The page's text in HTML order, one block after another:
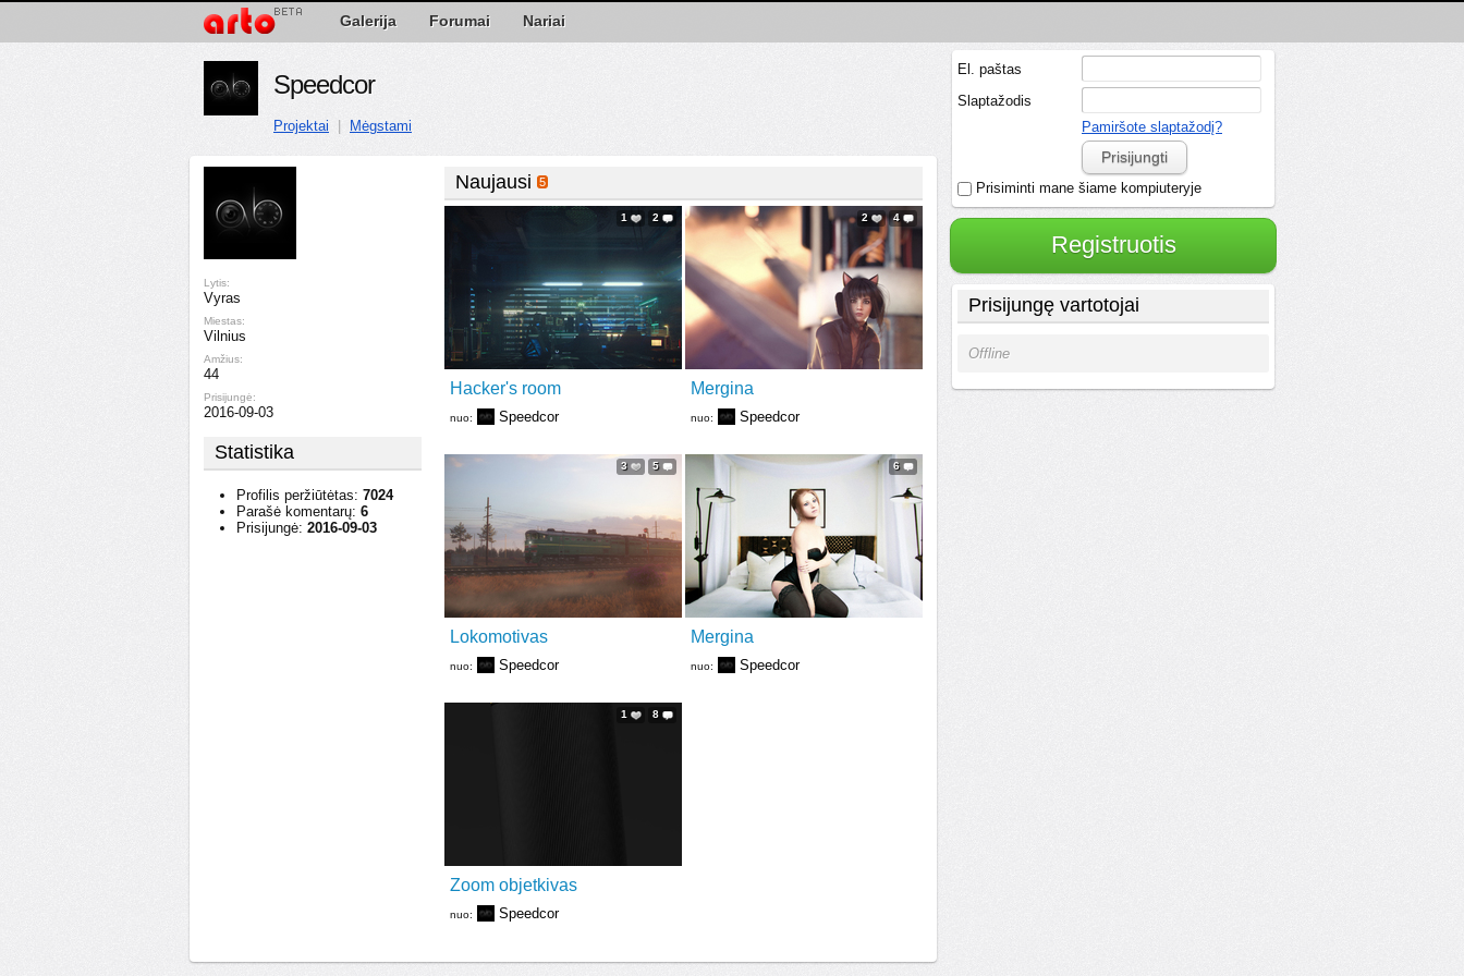
Galerija Forumai Nariai
El. paštas
Slaptažodis
Pamiršote slaptažodį?
Prisijungti
Prisiminti mane šiame kompiuteryje
Registruotis
Prisijungę vartotojai
Offline
Speedcor
Projektai Mėgstami
Lytis:
Vyras
Miestas:
Vilnius
Amžius:
44
Prisijungė:
2016-09-03
Statistika
Profilis peržiūtėtas: 7024
Parašė komentarų: 6
Prisijungė: 2016-09-03
Naujausi 5
1 2
Hacker's room
nuo: Speedcor
2 4
Mergina
nuo: Speedcor
3 5
Lokomotivas
nuo: Speedcor
6
Mergina
nuo: Speedcor
1 8
Zoom objetkivas
nuo: Speedcor